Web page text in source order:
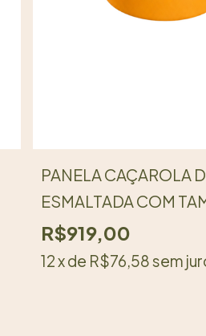
PANELA CAÇAROLA
ESMALTADA COM
PEGADOR DE
CM I AMARELO GEMA I
R$919,00
12x de R$76,58sem